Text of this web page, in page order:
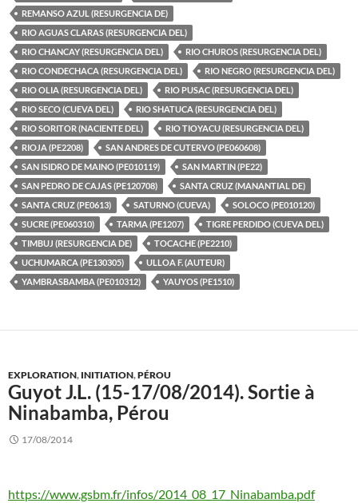
REMANSO AZUL (RESURGENCIA DE)
RIO AGUAS CLARAS (RESURGENCIA DEL)
RIO CHANCAY (RESURGENCIA DEL)
RIO CHUROS (RESURGENCIA DEL)
RIO CONDECHACA (RESURGENCIA DEL)
RIO NEGRO (RESURGENCIA DEL)
RIO OLIA (RESURGENCIA DEL)
RIO PUSAC (RESURGENCIA DEL)
RIO SECO (CUEVA DEL)
RIO SHATUCA (RESURGENCIA DEL)
RIO SORITOR (NACIENTE DEL)
RIO TIOYACU (RESURGENCIA DEL)
RIOJA (PE2208)
SAN ANDRES DE CUTERVO (PE060608)
SAN ISIDRO DE MAINO (PE010119)
SAN MARTIN (PE22)
SAN PEDRO DE CAJAS (PE120708)
SANTA CRUZ (MANANTIAL DE)
SANTA CRUZ (PE0613)
SATURNO (CUEVA)
SOLOCO (PE010120)
SUCRE (PE060310)
TARMA (PE1207)
TIGRE PERDIDO (CUEVA DEL)
TIMBUJ (RESURGENCIA DE)
TOCACHE (PE2210)
UCHUMARCA (PE130305)
ULLOA F. (AUTEUR)
YAMBRASBAMBA (PE010312)
YAUYOS (PE1510)
EXPLORATION, INITIATION,PÉROU
Guyot J.L. (15-17/08/2014). Sortie à
Ninabamba, Pérou
17/08/2014
https://www.gsbm.fr/infos/2014_08_17_Ninabamba.pdf